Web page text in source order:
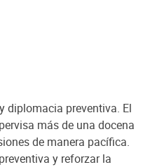
diplomacia preventiva. El
más de una docena
de manera pacífica.
y reforzar la